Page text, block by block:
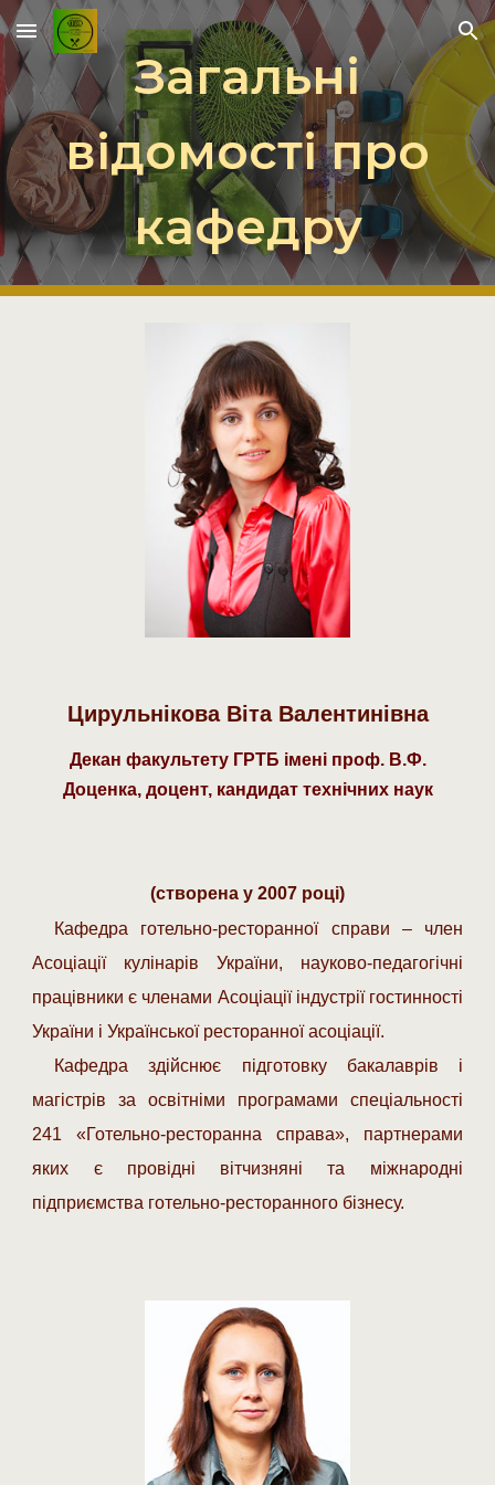
Skip to main content Skip to navigation
Загальні
відомості про
кафедру
Цирульнікова Віта Валентинівна
Декан факультету ГРТБ імені проф. В.Ф.
Доценка,доцент, кандидат технічних наук
(створена у 2007 році)
Кафедра готельно-ресторанної справи – член
Асоціації кулінарів України, науково-педагогічні
працівники є членами Асоціації індустрії гостинності
України і Української ресторанної асоціації.
Кафедра здійснює підготовку бакалаврів і
магістрів за освітніми програмами спеціальності
241 «Готельно-ресторанна справа», партнерами
яких є провідні вітчизняні та міжнародні
підприємства готельно-ресторанного бізнесу.